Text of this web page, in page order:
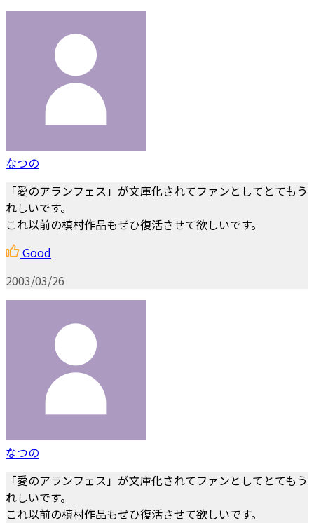
なつの
「愛のアランフェス」が文庫化されてファンとしてとてもう
れしいです。
これ以前の槙村作品もぜひ復活させて欲しいです。
Good
2003/03/26
なつの
「愛のアランフェス」が文庫化されてファンとしてとてもう
れしいです。
これ以前の槙村作品もぜひ復活させて欲しいです。